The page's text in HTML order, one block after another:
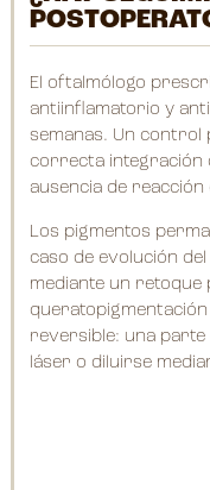
El oftalmólogo
antiinflamatorio y
semanas. Un
correcta integración
ausencia de reacción
Los pigmentos
caso de evolución
mediante un retoque
reversible: una
láser o diluirse